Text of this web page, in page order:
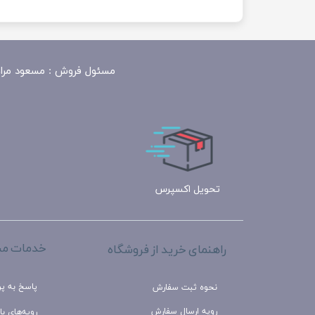
تحویل اکسپرس
راهنمای خرید از فروشگاه
نحوه ثبت سفارش
رویه ارسال سفارش
خدمات
پاسخ به
رویه‌های
مسئولفروش : مسعود مرادی 09100390818​​​​​​​ ​​​​​​​- فتحی مرادی 09183324943 - زمان پاسخگویی